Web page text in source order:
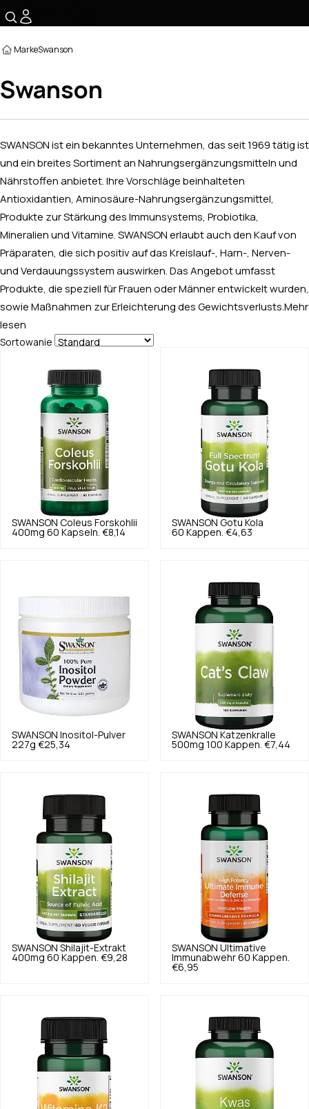
MarkeSwanson
Swanson
SWANSON ist ein bekanntes Unternehmen, das seit 1969 tätig ist
und ein breites Sortiment an Nahrungsergänzungsmitteln und
Nährstoffen anbietet. Ihre Vorschläge beinhalteten
Antioxidantien, Aminosäure-Nahrungsergänzungsmittel,
Produkte zur Stärkung des Immunsystems, Probiotika,
Mineralien und Vitamine. SWANSON erlaubt auch den Kauf von
Präparaten, die sich positiv auf das Kreislauf-, Harn-, Nerven-
und Verdauungssystem auswirken. Das Angebot umfasst
Produkte, die speziell für Frauen oder Männer entwickelt wurden,
sowie Maßnahmen zur Erleichterung des Gewichtsverlusts. Mehr
lesen
Sortowanie
SWANSON Coleus Forskohlii
400mg 60 Kapseln. €8,14
SWANSON Gotu Kola
60 Kappen. €4,63
SWANSON Inositol-Pulver
227g €25,34
SWANSON Katzenkralle
500mg 100 Kappen. €7,44
SWANSON Shilajit-Extrakt
400mg 60 Kappen. €9,28
SWANSON Ultimative
Immunabwehr 60 Kappen.
€6,95